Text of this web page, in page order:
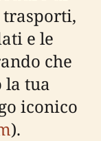
e le
che
la tua
iconico
).